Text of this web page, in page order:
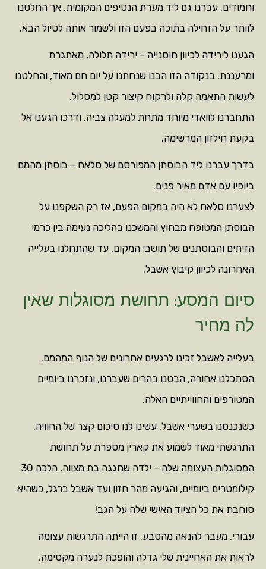
וחמודים. עברנו גם ליד מערת הנטיפים המקומית, אך החלטנו
לוותר על הזחילה בתוכה בפעם הזו ולשמור אותה לטיול הבא.
הגענו לירידה לכיוון חוסנייה – ירידה תלולה, מאתגרת
ומרעננת. בנקודה הזו הבנו שנחתנו על יום חם מאוד, והחלטנו
לעשות התאמה קלה ולרקוח קיצור קטן למסלול.
התחברנו לוואדי מיוחד מתחת למעלה צביה, ודרכו הגענו אל
בקעת חילזון המרשימה.
בדרך עברנו ליד הבוסתן המפורסם של סלאח – בוסתן מהמם
ביופיו עם אדם מאיר פנים.
לצערנו סלאח לא היה במקום הפעם, אז רק השקפנו על
הבוסתן המטופח מבחוץ והמשכנו בהליכה נעימה בין כרמי
הזיתים והבוסתנים של תושבי המקום, עד שהתחלנו בעלייה
האחרונה לכיוון קיבוץ אשבל.
סיום המסע: תחושת מסוגלות שאין
לה מחיר
בעלייה לאשבל זכינו לרגעים אחרונים של הנוף המהמם.
הסתכלנו אחורה, הבטנו בהרים שעברנו, ונזכרנו ביומיים
המטורפים והחווייתיים האלה.
כשנכנסנו בשערי אשבל, עשינו לנו סיכום קצר של החוויה.
התרגשתי מאוד לשמוע את קארין מספרת על תחושת
המסוגלות העצומה שלה – ילדה שחגגה בת מצווה, הלכה 30
קילומטרים ביומיים, והגיעה מהר חזון ועד אשבל ברגל, כשהיא
סוחבת את כל הציוד האישי שלה על הגב!
עבורי, מעבר להנאה מהטבע, זו הייתה התרגשות עצומה
לראות את האחיינית שלי גדלה והופכת לנערה מקסימה,